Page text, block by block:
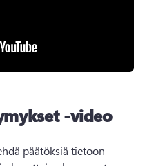
-video
päätöksiä tietoon